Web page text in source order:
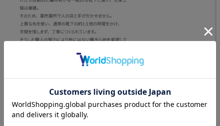
独自のカタチが、概念をかえる。独自のココチが、くせになる。
クールマックス素材で編み立てたミッド丈のソックス。
サラっとした肌触りで気温の高い季節でも心地よく着用して頂け